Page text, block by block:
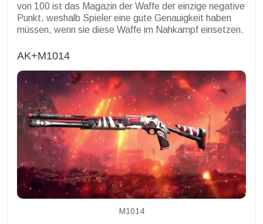
von 100 ist das Magazin der Waffe der einzige negative
Punkt, weshalb Spieler eine gute Genauigkeit haben
müssen, wenn sie diese Waffe im Nahkampf einsetzen.
AK+M1014
M1014